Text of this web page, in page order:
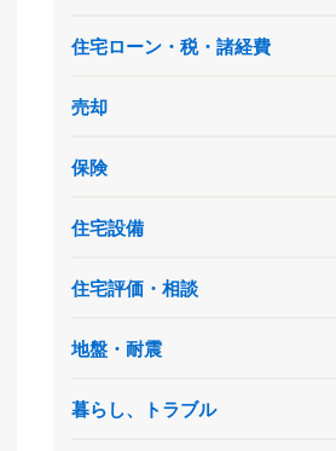
住宅ローン・税・諸経費
売却
保険
住宅設備
住宅評価・相談
地盤・耐震
暮らし、トラブル